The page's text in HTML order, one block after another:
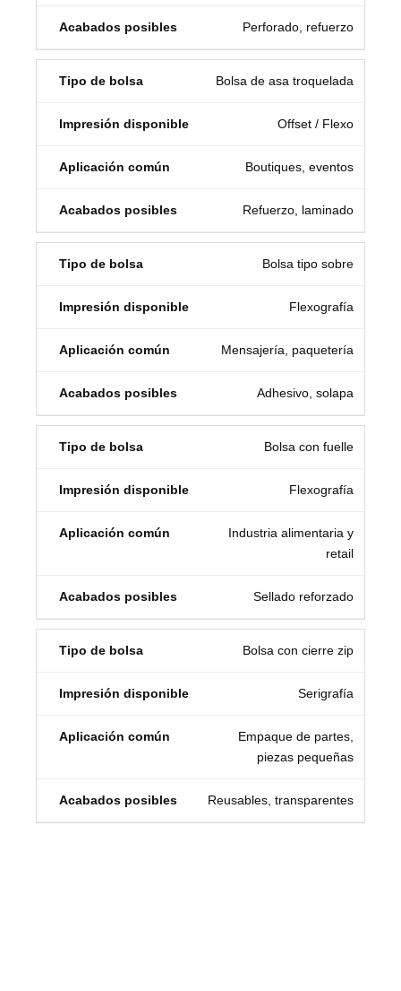
Perforado, refuerzo
Bolsa de asa troquelada
Offset / Flexo
Boutiques, eventos
Refuerzo, laminado
Bolsa tipo sobre
Flexografía
Mensajería, paquetería
Adhesivo, solapa
Bolsa con fuelle
Flexografía
Industria alimentaria y
retail
Sellado reforzado
Bolsa con cierre zip
Serigrafía
Empaque de partes,
piezas pequeñas
Reusables, transparentes